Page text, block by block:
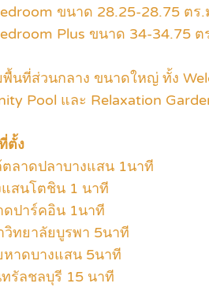
ขนาด 28.25-28.75 ตร.
Plus ขนาด 34-34.75 ต
นที่ส่วนกลาง ขนาดใหญ่ ทั้ง
Pool และ Relaxation
ตั้ง
ตลาดปลาบางแสน 1นาที
แสนโตชิน 1 นาที
ดปาร์คอิน 1นาที
วิทยาลัยบูรพา 5นาที
หาดบางแสน 5นาที
ทรัลชลบุรี 15 นาที